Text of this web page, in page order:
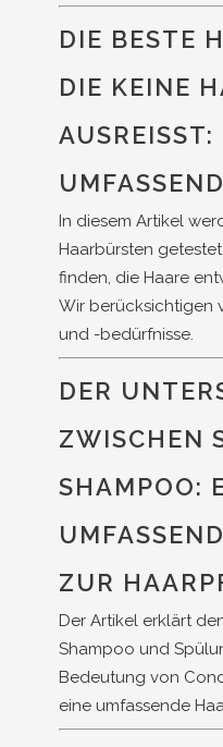
DIE BESTE
DIE KEINE
AUSREISST:
In diesem Artikel
Haarbürsten
finden, die Haare
Wir berücksichtigen
und -bedürfnisse.
DER
ZWISCHEN
SHAMPOO:
ZUR
Der Artikel erklärt
Shampoo und
Bedeutung von
eine umfassende